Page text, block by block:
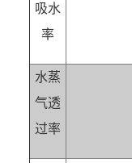
吸水
率
水蒸
气透
过率